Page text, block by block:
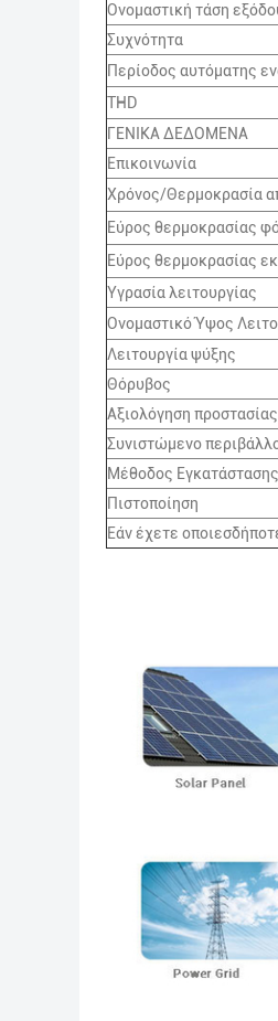
Ονομαστική τάση
Συχνότητα
Περίοδος αυτόματης
THD
ΓΕΝΙΚΑ ΔΕΔΟΜΕΝΑ
Επικοινωνία
Χρόνος/Θερμοκρασία
Εύρος θερμοκρασίας
Εύρος θερμοκρασίας
Υγρασία λειτουργίας
Ονομαστικό Ύψος
Λειτουργία ψύξης
Θόρυβος
Αξιολόγηση
Συνιστώμενο
Μέθοδος Εγκατάστασης
Πιστοποίηση
Εάν έχετε